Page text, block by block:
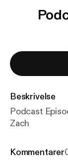
Beskrivelse
Podcast
Zach
Kommentarer